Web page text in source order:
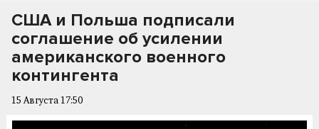
США и Польша подписали
соглашение об усилении
американского военного
контингента
15 Августа 17:50